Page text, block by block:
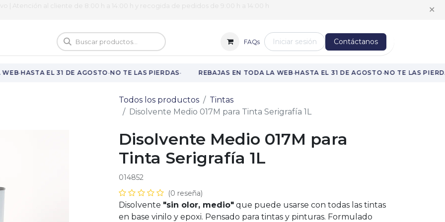
| Atención al cliente de 8:00 h a 14:00 h y recogida de pedidos de 9:00 h a 14:00 h ✕
Vuelta al cole FAQs Iniciar sesión Contáctanos
·HASTA EL 31 DE AGOSTO·NO TE LAS PIERDAS· REBAJAS EN TODA LA WEB·HASTA EL 31 DE AGOSTO·NO TE LAS
Todos los productos
Tintas
Disolvente Medio 017M para Tinta Serigrafía 1L
Disolvente Medio 017M para
Tinta Serigrafía 1L
014852
(0 reseña)
Disolvente "sin olor, medio" que puede usarse con todas las tintas
en base vinilo y epoxi. Pensado para tintas y pinturas. Formulado